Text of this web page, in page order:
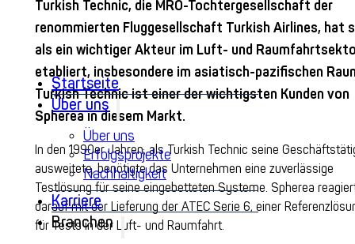
Startseite
Über uns
Über uns
Erfolgsprojekte
Nachhaltigkeit
Karriere
Branchen
Turkish Technic, die MRO-Tochtergesellschaft der
renommierten Fluggesellschaft Turkish Airlines, hat
als ein wichtiger Akteur im Luft- und
etabliert, insbesondere im asiatisch-pazifischen
Turkish Technicisteiner derwichtigsten Kunden von
Sphereaindiesem Markt.
In den 1990er Jahren, als Turkish Technic seine
ausweitete, benötigte das Unternehmen eine zuverlässige
Testlösung für seine eingebetteten Systeme. Spherea
darauf mit der Lieferung der ATEC Serie 6, einer
für Tests in der Luft- und Raumfahrt.